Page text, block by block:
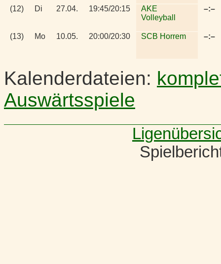
(12) Di 27.04. 19:45/20:15
AKE
Volleyball
–:–
(13) Mo 10.05. 20:00/20:30 SCB Horrem –:–
Kalenderdateien:
Auswärtsspiele